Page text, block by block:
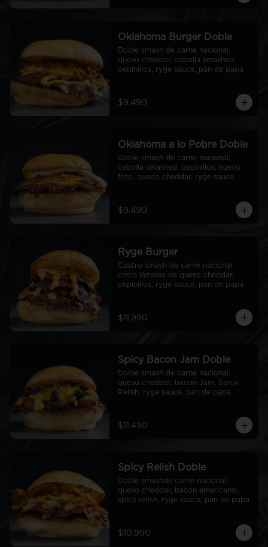
Oklahoma Burger Doble
Doble smash de carne nacional,
queso cheddar, cebolla smashed,
pepinillos, ryge sauce, pan de papa
$9.490
Oklahoma a lo Pobre Doble
Doble smash de carne nacional,
cebolla smashed, pepinillos, huevo
frito, quedo cheddar, ryge sauce,
$9.490
Ryge Burger
Cuatro smash de carne nacional,
cinco láminas de queso cheddar,
pepinillos, ryge sauce, pan de papa
$11.990
Spicy Bacon Jam Doble
Doble smash de carne nacional,
queso cheddar, bacon Jam, Spicy
Relish, ryge sauce, pan de papa
$11.490
Spicy Relish Doble
Doble smashde carne nacional,
queso cheddar, bacon americano,
spicy relish, ryge sauce, pan de papa
$10.990